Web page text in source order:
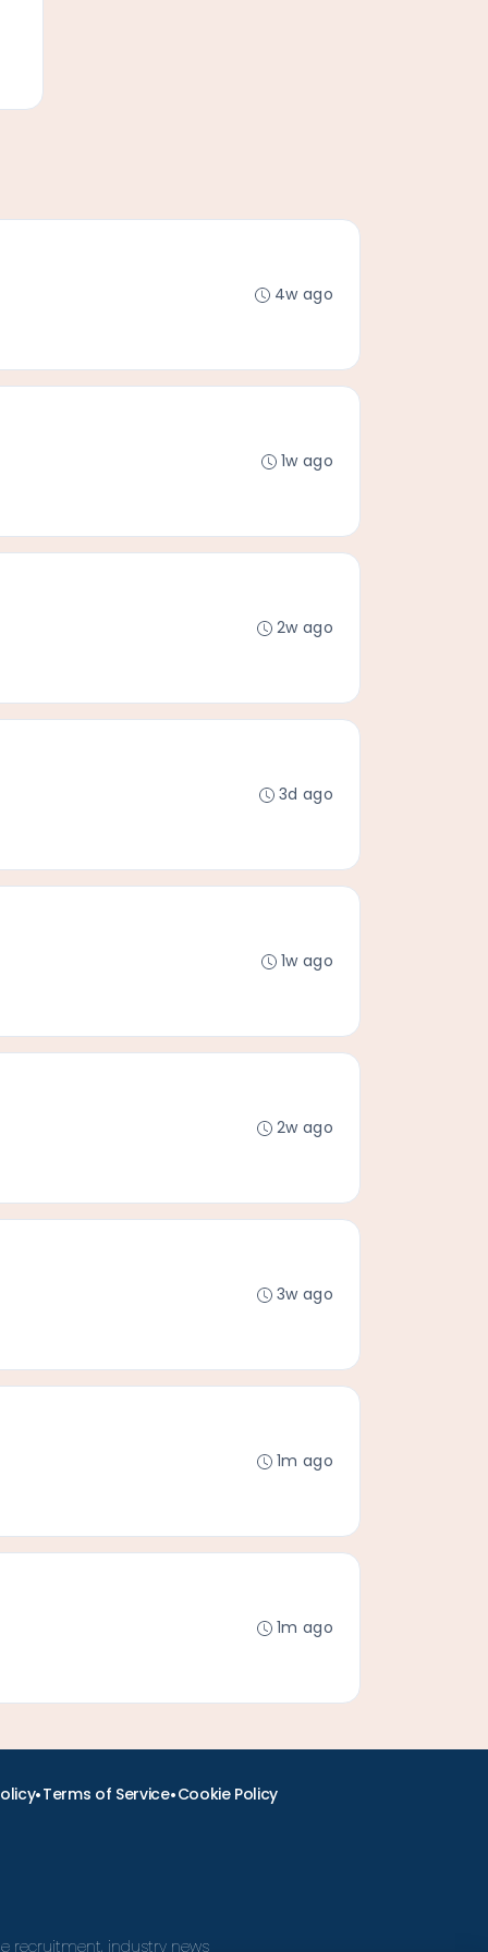
4w ago
1w ago
2w ago
3d ago
1w ago
2w ago
3w ago
1m ago
1m ago
•Terms of Service•Cookie Policy
recruitment, industry news